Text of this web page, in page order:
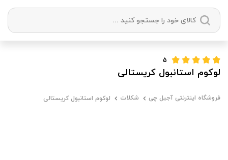
دسته بندی ها
آجیل میوه خشک
فروشگاه اینترنتی آجیل چی شکلات لوکوم استانبول کریستالی
5
لوکوم استانبول کریستالی